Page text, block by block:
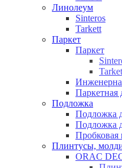
Линолеум
Sinteros
Tarkett
Паркет
Паркет
Паркетная
Подложка
Подложка
Подложка
Пробковая
Плинтусы,
ORAC